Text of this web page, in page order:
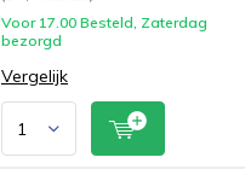
Voor 17.00 Besteld, Zaterdag
bezorgd
Vergelijk